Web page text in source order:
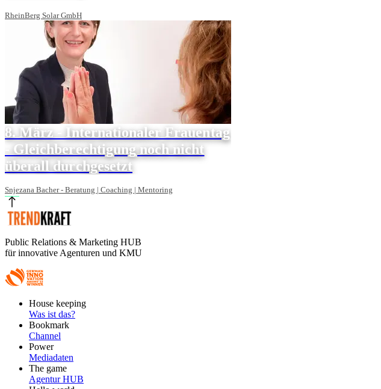
RheinBerg Solar GmbH
8. März - Internationaler Frauentag
- Gleichberechtigung noch nicht
überall durchgesetzt
Snjezana Bacher - Beratung | Coaching | Mentoring
Public Relations & Marketing HUB
für innovative Agenturen und KMU
FooterHouse keeping
Was ist das?
Bookmark
Channel
Power
Mediadaten
The game
Agentur HUB